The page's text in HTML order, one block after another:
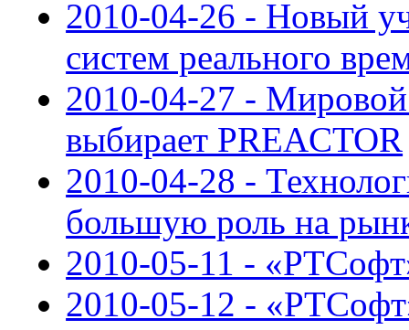
2010-04-26 - Новый
систем реального
2010-04-27 - Мировой
выбирает PREACTOR
2010-04-28 -
большую роль на
2010-05-11 -
2010-05-12 -